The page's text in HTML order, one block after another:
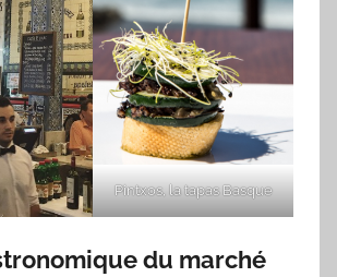
Pintxos, la tapas Basque
du marché